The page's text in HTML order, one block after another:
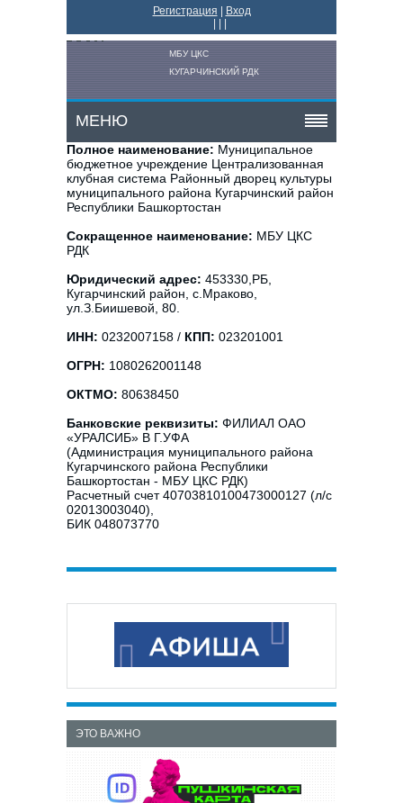
Регистрация
Вход
МБУ ЦКС
КУГАРЧИНСКИЙ РДК
МЕНЮ
Полное наименование: Муниципальное
бюджетное учреждение Централизованная
клубная система Районный дворец культуры
муниципального района Кугарчинский район
Республики Башкортостан
Сокращенное наименование: МБУ ЦКС
РДК
Юридический адрес: 453330,РБ,
Кугарчинский район, с.Мраково,
ул.З.Биишевой, 80.
ИНН: 0232007158 / КПП: 023201001
ОГРН: 1080262001148
ОКТМО: 80638450
Банковские реквизиты: ФИЛИАЛ ОАО
«УРАЛСИБ» В Г.УФА
(Администрация муниципального района
Кугарчинского района Республики
Башкортостан - МБУ ЦКС РДК)
Расчетный счет 40703810100473000127 (л/с
02013003040),
БИК 048073770
ЭТО ВАЖНО